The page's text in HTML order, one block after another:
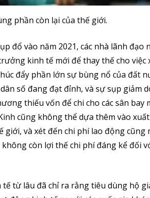
phần còn lại của thế giới.
đổ vào năm 2021, các nhà lãnh đạo
kinh tế mới để thay thế cho việc
đẩy phần lớn sự bùng nổ của đất
số đang đạt đỉnh, và sự sụp giảm
thiếu vốn để chi cho các sân bay
cũng không thể dựa thêm vào
và xét đến chi phí lao động cũng
còn lợi thế chi phí đáng kể đối
tế từ lâu đã chỉ ra rằng tiêu dùng hộ